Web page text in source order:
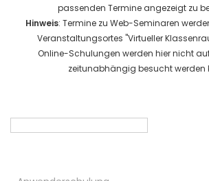
passenden Termine angezeigt zu
Hinweis: Termine zu Web-Seminaren
Veranstaltungsortes "Virtueller
Online-Schulungen werden hier nicht
zeitunabhängig besucht werden